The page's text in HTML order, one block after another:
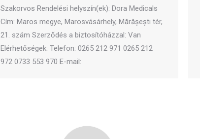
Szakorvos Rendelési helyszín(ek): Dora Medicals
Cím: Maros megye, Marosvásárhely, Mărășești tér,
21. szám Szerződés a biztosítóházzal: Van
Elérhetőségek: Telefon: 0265 212 971 0265 212
972 0733 553 970 E-mail: